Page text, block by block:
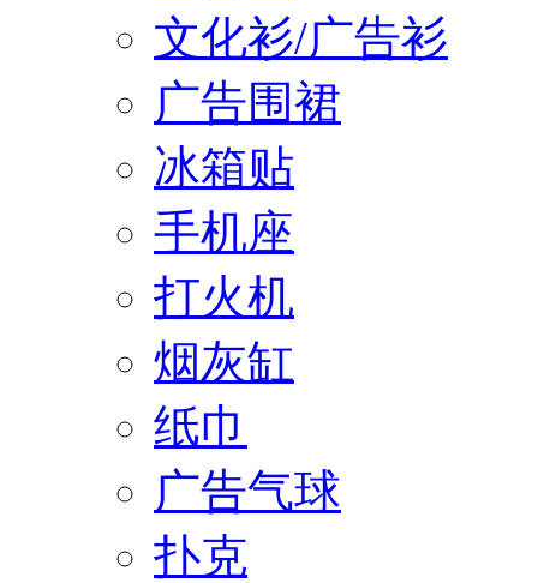
文化衫/广告衫
广告围裙
冰箱贴
手机座
打火机
烟灰缸
纸巾
广告气球
扑克